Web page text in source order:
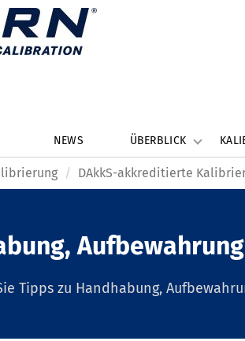
NEWS ÜBERBLICK
DAkkS-akkreditierte
Tipps zu Handhabung,